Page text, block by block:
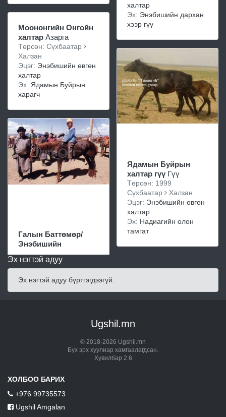
Моононгийн Онгойн
халтар Азарга
Төрсөн: Сүхбаатар
Халзан
Эцэг: Энэбишийн өвгөн
халтар
Эх: Ядамын Буйрын
харагч
Галын Баттөмөр/
Энэбишийн
халтар
Эх: Энэбишийн дархан
хээр гүү
Ядамын Буйрын
халтар гүү Гүү
Төрсөн: 1999
Сүхбаатар
Халзан
Эцэг: Энэбишийн өвгөн
халтар
Эх: Надиагийн олон
тамгат
Эх нэгтэй адуу
Эх нэгтэй адуу бүртгэгдээгүй.
Ugshil.mn
© 2018-2026 Ugshil.mn
Бүх эрх хуулиар хамгаалагдсан.
Хувилбар 2.6
ХОЛБОО БАРИХ
+976 99735573
Ugshil Amgalan